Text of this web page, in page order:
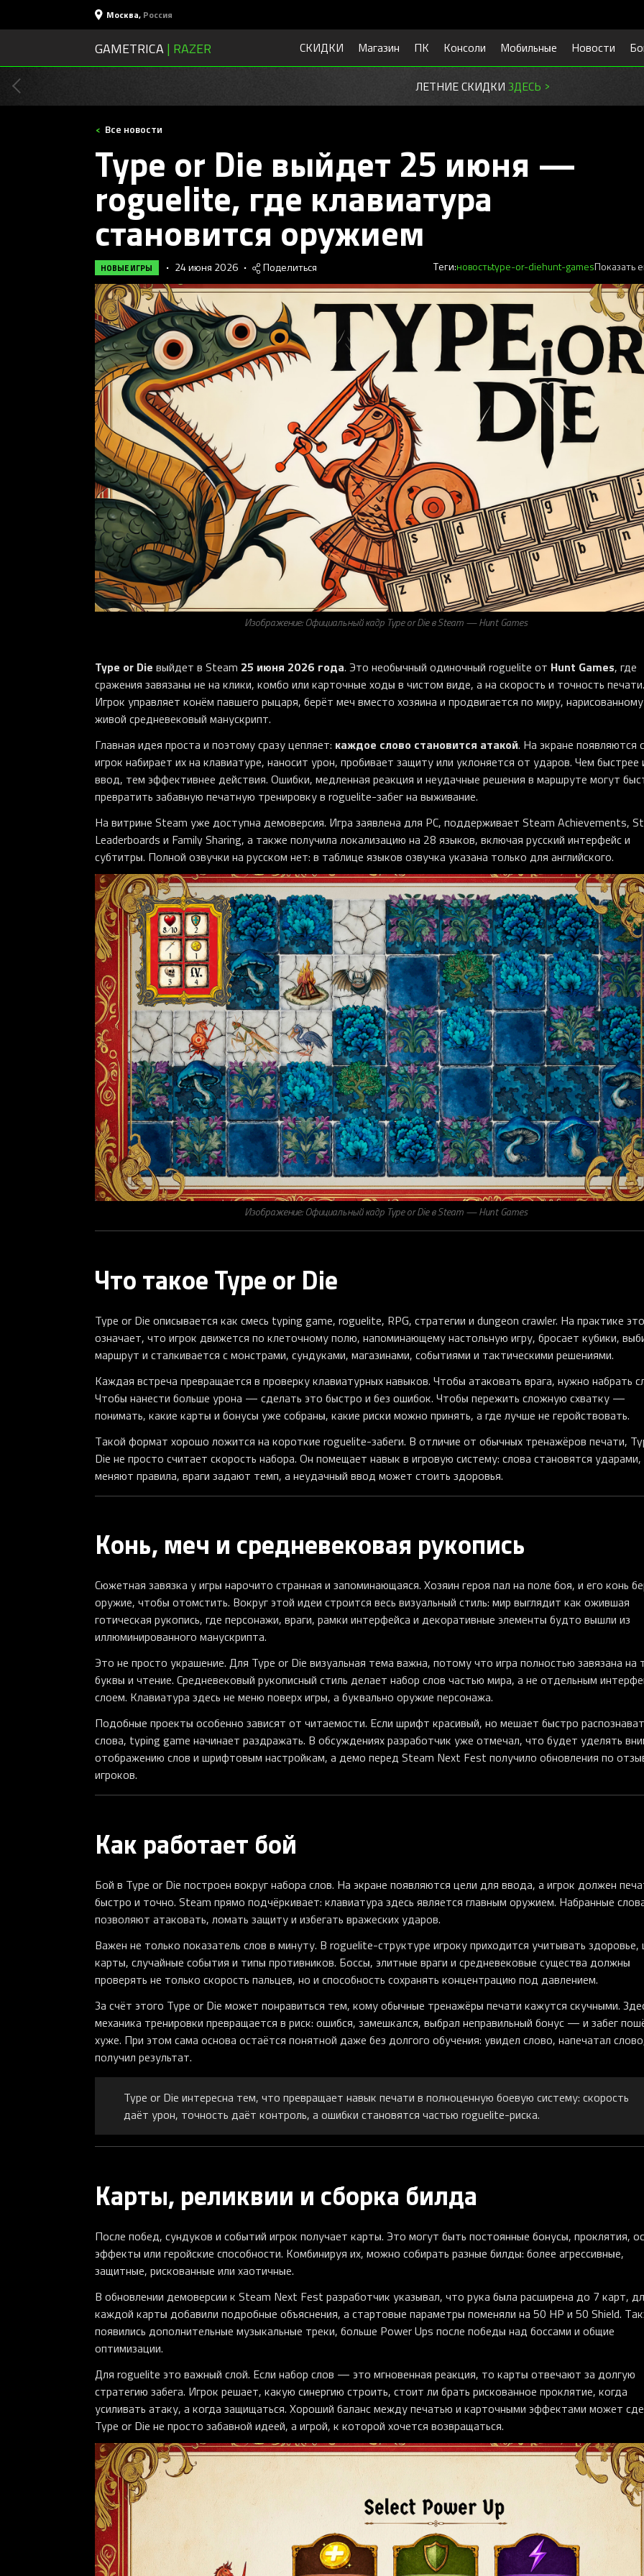
Москва, Россия
GAMETRICA | RAZER СКИДКИ Магазин ПК Консоли Мобильные Новости
ЛЕТНИЕ СКИДКИ ЗДЕСЬ >
Все новости
Type or Die выйдет 25 июня —
roguelite, где клавиатура
становится оружием
НОВЫЕ ИГРЫ • 24 июня 2026 • Поделиться Теги:новостьtype-or-diehunt-gamesПоказать
Изображение: Официальный кадр Type or Die в Steam — Hunt Games
Type or Die выйдет в Steam 25 июня 2026 года. Это необычный одиночный roguelite от Hunt Games, где
сражения завязаны не на клики, комбо или карточные ходы в чистом виде, а на скорость и точность печати.
Игрок управляет конём павшего рыцаря, берёт меч вместо хозяина и продвигается по миру,
живой средневековый манускрипт.
Главная идея проста и поэтому сразу цепляет: каждое слово становится атакой. На экране появляются
игрок набирает их на клавиатуре, наносит урон, пробивает защиту или уклоняется от ударов. Чем быстрее
ввод, тем эффективнее действия. Ошибки, медленная реакция и неудачные решения в маршруте могут
превратить забавную печатную тренировку в roguelite-забег на выживание.
На витрине Steam уже доступна демоверсия. Игра заявлена для PC, поддерживает Steam Achievements,
Leaderboards и Family Sharing, а также получила локализацию на 28 языков, включая русский интерфейс и
субтитры. Полной озвучки на русском нет: в таблице языков озвучка указана только для английского.
Изображение: Официальный кадр Type or Die в Steam — Hunt Games
Что такое Type or Die
Type or Die описывается как смесь typing game, roguelite, RPG, стратегии и dungeon crawler. На практике это
означает, что игрок движется по клеточному полю, напоминающему настольную игру, бросает кубики,
маршрут и сталкивается с монстрами, сундуками, магазинами, событиями и тактическими решениями.
Каждая встреча превращается в проверку клавиатурных навыков. Чтобы атаковать врага, нужно набрать
Чтобы нанести больше урона — сделать это быстро и без ошибок. Чтобы пережить сложную схватку —
понимать, какие карты и бонусы уже собраны, какие риски можно принять, а где лучше не геройствовать.
Такой формат хорошо ложится на короткие roguelite-забеги. В отличие от обычных тренажёров печати,
Die не просто считает скорость набора. Он помещает навык в игровую систему: слова становятся
меняют правила, враги задают темп, а неудачный ввод может стоить здоровья.
Конь, меч и средневековая рукопись
Сюжетная завязка у игры нарочито странная и запоминающаяся. Хозяин героя пал на поле боя, и его конь
оружие, чтобы отомстить. Вокруг этой идеи строится весь визуальный стиль: мир выглядит как ожившая
готическая рукопись, где персонажи, враги, рамки интерфейса и декоративные элементы будто вышли из
иллюминированного манускрипта.
Это не просто украшение. Для Type or Die визуальная тема важна, потому что игра полностью завязана на
буквы и чтение. Средневековый рукописный стиль делает набор слов частью мира, а не отдельным
слоем. Клавиатура здесь не меню поверх игры, а буквально оружие персонажа.
Подобные проекты особенно зависят от читаемости. Если шрифт красивый, но мешает быстро
слова, typing game начинает раздражать. В обсуждениях разработчик уже отмечал, что будет уделять
отображению слов и шрифтовым настройкам, а демо перед Steam Next Fest получило обновления по
игроков.
Как работает бой
Бой в Type or Die построен вокруг набора слов. На экране появляются цели для ввода, а игрок должен
быстро и точно. Steam прямо подчёркивает: клавиатура здесь является главным оружием. Набранные
позволяют атаковать, ломать защиту и избегать вражеских ударов.
Важен не только показатель слов в минуту. В roguelite-структуре игроку приходится учитывать здоровье,
карты, случайные события и типы противников. Боссы, элитные враги и средневековые существа должны
проверять не только скорость пальцев, но и способность сохранять концентрацию под давлением.
За счёт этого Type or Die может понравиться тем, кому обычные тренажёры печати кажутся скучными.
механика тренировки превращается в риск: ошибся, замешкался, выбрал неправильный бонус — и забег
хуже. При этом сама основа остаётся понятной даже без долгого обучения: увидел слово, напечатал
получил результат.
Type or Die интересна тем, что превращает навык печати в полноценную боевую систему: скорость
даёт урон, точность даёт контроль, а ошибки становятся частью roguelite-риска.
Карты, реликвии и сборка билда
После побед, сундуков и событий игрок получает карты. Это могут быть постоянные бонусы, проклятия,
эффекты или геройские способности. Комбинируя их, можно собирать разные билды: более агрессивные,
защитные, рискованные или хаотичные.
В обновлении демоверсии к Steam Next Fest разработчик указывал, что рука была расширена до 7 карт,
каждой карты добавили подробные объяснения, а стартовые параметры поменяли на 50 HP и 50 Shield.
появились дополнительные музыкальные треки, больше Power Ups после победы над боссами и общие
оптимизации.
Для roguelite это важный слой. Если набор слов — это мгновенная реакция, то карты отвечают за долгую
стратегию забега. Игрок решает, какую синергию строить, стоит ли брать рискованное проклятие, когда
усиливать атаку, а когда защищаться. Хороший баланс между печатью и карточными эффектами может
Type or Die не просто забавной идеей, а игрой, к которой хочется возвращаться.